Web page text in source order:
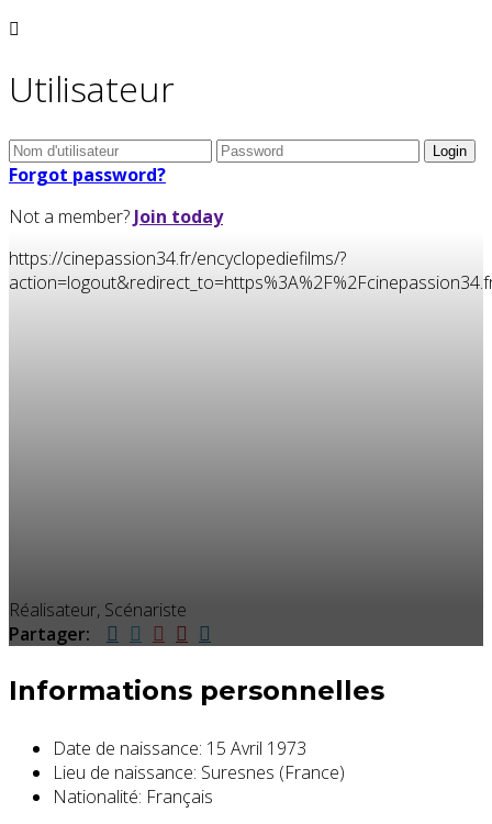
Utilisateur
Forgot password?
Not a member? Join today
https://cinepassion34.fr/encyclopediefilms/?
Réalisateur, Scénariste
Partager:
Informations personnelles
Date de naissance: 15 Avril 1973
Lieu de naissance: Suresnes (France)
Nationalité: Français